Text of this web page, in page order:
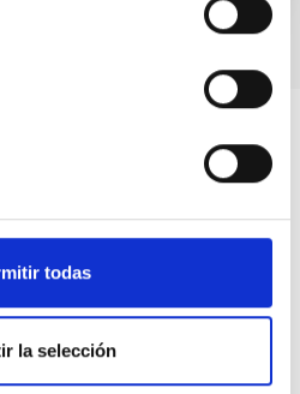
todas
la selección